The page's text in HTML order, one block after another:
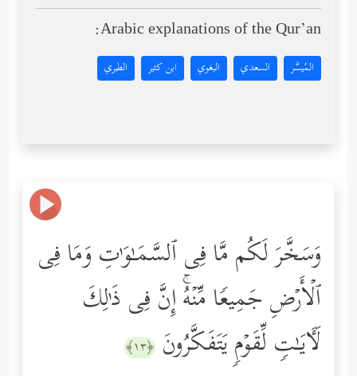
Arabic explanations of the Qur’an:
المُيسَّر السعدي البغوي ابن كثير الطبري
وَسَخَّرَ لَكُم مَّا فِی ٱلسَّمَـٰوَ ٰ⁠تِ وَمَا فِی
ٱلۡأَرۡضِ جَمِیعࣰا مِّنۡهُۚ إِنَّ فِی ذَ ٰ⁠لِكَ
لَـَٔایَـٰتࣲ لِّقَوۡمࣲ یَتَفَكَّرُونَ ﴿١٣﴾